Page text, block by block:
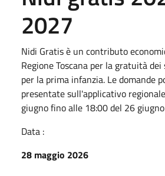
2027
Nidi Gratis è un contributo
Regione Toscana per la gratuità
per la prima infanzia. Le domande
presentate sull'applicativo
giugno fino alle 18:00 del 26
Data :
28 maggio 2026